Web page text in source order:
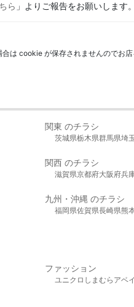
ら 」よりご報告をお願いします。
は cookie が保存されませんのでお店
関東 のチラシ
茨城県栃木県群馬県埼
関西 のチラシ
滋賀県京都府大阪府兵
九州・沖縄 のチラシ
福岡県佐賀県長崎県熊
ファッション
ユニクロ しまむら アベ